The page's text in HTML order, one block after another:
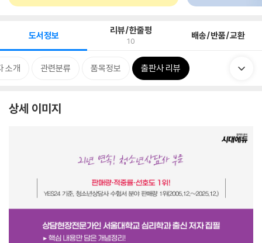
도서정보 리뷰/한줄평
10 배송/반품/교환
소개 관련분류 품목정보 출판사 리뷰
상세 이미지